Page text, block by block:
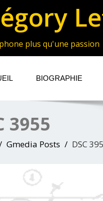
plus qu'une passion
BIOGRAPHIE
3955
Gmedia Posts DSC